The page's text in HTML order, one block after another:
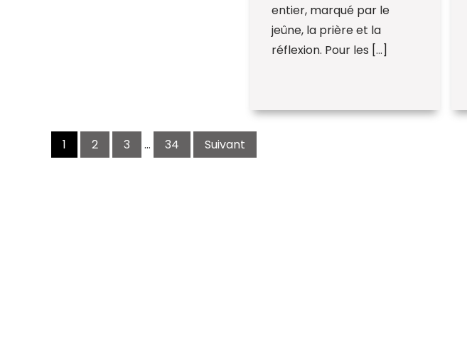
entier, marqué par le
jeûne, la prière et la
réflexion. Pour les […]
Navigation
des
articles
1 2 3 … 34 Suivant